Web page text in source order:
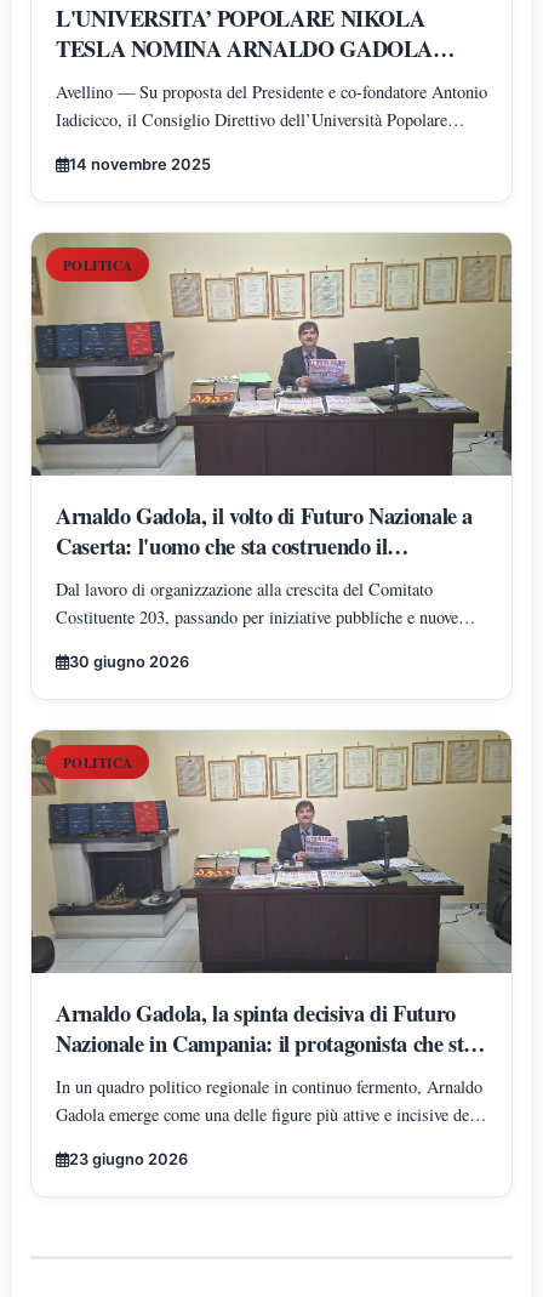
L'UNIVERSITA’ POPOLARE NIKOLA
TESLA NOMINA ARNALDO GADOLA
PRESIDENTE E DIRETTORE DEI
DIPARTIMENTI DI SCIENZE GIURIDICHE,
ECONOMICHE, SCIENZE POLITICHE,
PSICOLOGIA, SCIENZE UMANE,
FILOSOFIA E PEDAGOGIA
Avellino — Su proposta del Presidente e co-fondatore Antonio
Iadicicco, il Consiglio Direttivo dell’Università Popolare
articolato nei Dipartimenti di Scienze Giuridiche ed
Economiche, Scienze Politiche, Psicologia, Scienze Umane,
Filosofia e Pedagogia.
14 novembre 2025
POLITICA
Arnaldo Gadola, il volto di Futuro Nazionale a
Caserta: l'uomo che sta costruendo il
radicamento del movimento sul territorio
Dal lavoro di organizzazione alla crescita del Comitato
Costituente 203, passando per iniziative pubbliche e nuove
dell'espansione di Futuro Nazionale nella provincia di Caserta.
30 giugno 2026
POLITICA
Arnaldo Gadola, la spinta decisiva di Futuro
Nazionale in Campania: il protagonista che sta
ridisegnando gli equilibri territoriali
In un quadro politico regionale in continuo fermento, Arnaldo
Gadola emerge come una delle figure più attive e incisive del
modello di leadership territoriale determinata, strutturata e in
costante espansione.
23 giugno 2026